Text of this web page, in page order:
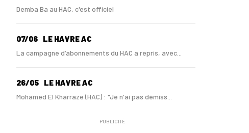
Demba Ba au HAC, c'est officiel
07/06 LE HAVRE AC
La campagne d’abonnements du HAC a repris, avec...
26/05 LE HAVRE AC
Mohamed El Kharraze (HAC) : "Je n'ai pas démiss...
PUBLICITÉ